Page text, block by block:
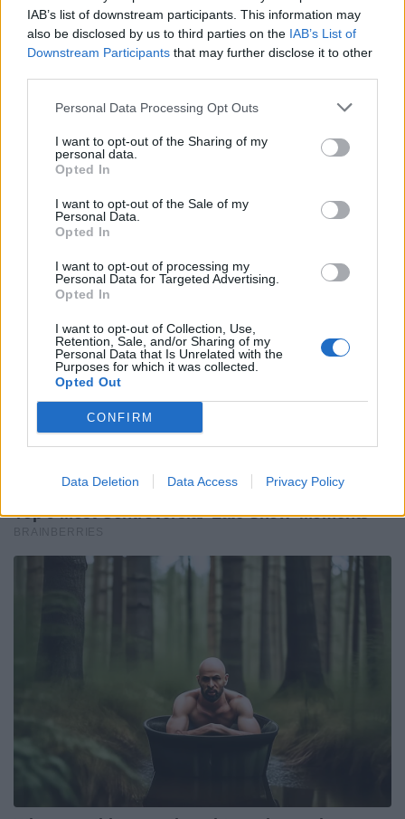
IAB’s list of downstream participants. This information may
also be disclosed by us to third parties on the IAB’s List of
Downstream Participants that may further disclose it to other
Personal Data Processing Opt Outs
I want to opt-out of the Sharing of my
personal data.
Opted In
I want to opt-out of the Sale of my
Personal Data.
Opted In
I want to opt-out of processing my
Personal Data for Targeted Advertising.
Opted In
I want to opt-out of Collection, Use,
Retention, Sale, and/or Sharing of my
Personal Data that Is Unrelated with the
Purposes for which it was collected.
Opted Out
CONFIRM
Data Deletion Data Access Privacy Policy